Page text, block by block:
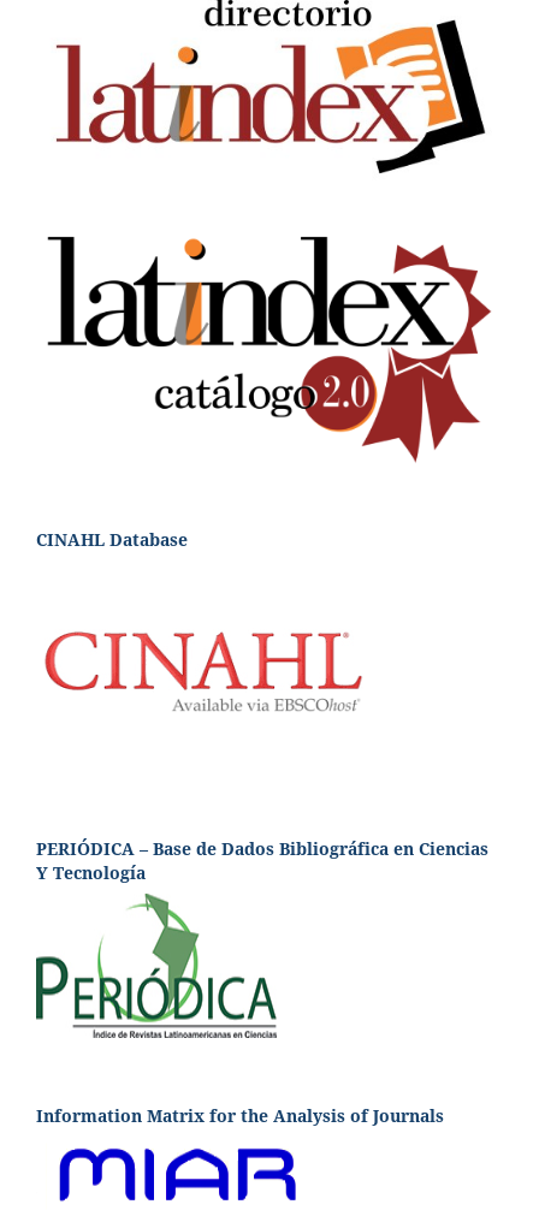
CINAHL Database
PERIÓDICA – Base de Dados Bibliográfica en Ciencias
Y Tecnología
Information Matrix for the Analysis of Journals